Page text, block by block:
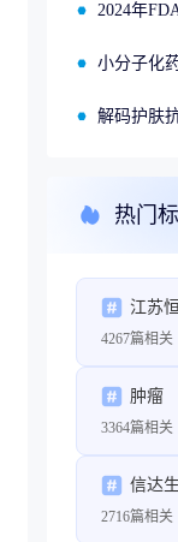
2024年
小分子化
热门
4267篇相关
肿瘤
3364篇相关
2716篇相关